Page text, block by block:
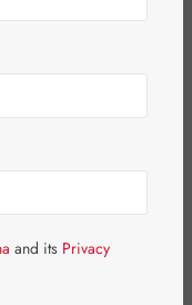
and its Privacy